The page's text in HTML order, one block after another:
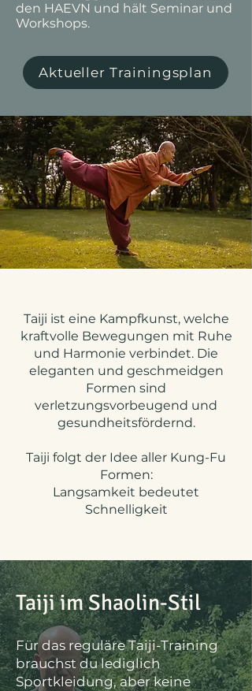
den HAEVN und hält Seminar und
Workshops.
Aktueller Trainingsplan
Taiji ist eine Kampfkunst, welche
kraftvolle Bewegungen mit Ruhe
und Harmonie verbindet. Die
eleganten und geschmeidgen
Formen sind
verletzungsvorbeugend und
gesundheitsfördernd.
Taiji folgt der Idee aller Kung-Fu
Formen:
Langsamkeit bedeutet
Schnelligkeit
Taiji im Shaolin-Stil
Für das reguläre Taiji-Training
brauchst du lediglich
Sportkleidung, aber keine